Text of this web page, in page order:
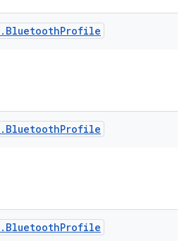
. BluetoothProfile
. BluetoothProfile
. BluetoothProfile